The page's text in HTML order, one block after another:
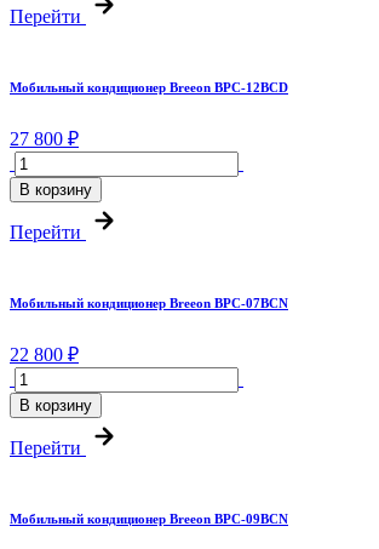
Перейти
Мобильный кондиционер Breeon BPC-12BCD
27 800 ₽
В корзину
Перейти
Мобильный кондиционер Breeon BPC-07BCN
22 800 ₽
В корзину
Перейти
Мобильный кондиционер Breeon BPC-09BCN